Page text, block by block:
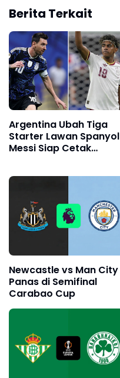
Berita Terkait
Argentina Ubah Tiga
Starter Lawan Spanyol
Messi Siap Cetak
Newcastle vs Man City
Panas di Semifinal
Carabao Cup